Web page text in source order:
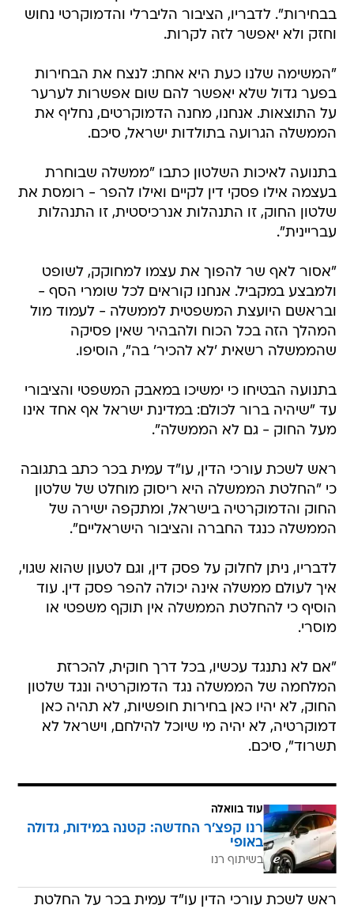
בבחירות". לדבריו, הציבור הליברלי והדמוקרטי נחוש
וחזק ולא יאפשר לזה לקרות.
"‏המשימה שלנו כעת היא אחת: לנצח את הבחירות
בפער גדול שלא יאפשר להם שום אפשרות לערער
על התוצאות. אנחנו, מחנה הדמוקרטים, נחליף את
הממשלה הגרועה בתולדות ישראל, סיכם.
בתנועה לאיכות השלטון כתבו "ממשלה שבוחרת
בעצמה אילו פסקי דין לקיים ואילו להפר - רומסת את
שלטון החוק, זו התנהלות אנרכיסטית, זו התנהלות
עבריינית".
"אסור לאף שר להפוך את עצמו למחוקק, לשופט
ולמבצע במקביל. אנחנו קוראים לכל שומרי הסף -
ובראשם היועצת המשפטית לממשלה - לעמוד מול
המהלך הזה בכל הכוח ולהבהיר שאין פסיקה
שהממשלה רשאית 'לא להכיר' בה", הוסיפו.
בתנועה הבטיחו כי ימשיכו במאבק המשפטי והציבורי
עד "שיהיה ברור לכולם: במדינת ישראל אף אחד אינו
מעל החוק - גם לא הממשלה".
ראש לשכת עורכי הדין, עו"ד עמית בכר כתב בתגובה
כי "החלטת הממשלה היא ריסוק מוחלט של שלטון
החוק והדמוקרטיה בישראל, ומתקפה ישירה של
הממשלה כנגד החברה והציבור הישראליים".
לדבריו, ניתן לחלוק על פסק דין, וגם לטעון שהוא שגוי,
איך לעולם ממשלה אינה יכולה להפר פסק דין. עוד
הוסיף כי להחלטת הממשלה אין תוקף משפטי או
מוסרי.
"אם לא נתנגד עכשיו, בכל דרך חוקית, להכרזת
המלחמה של הממשלה נגד הדמוקרטיה ונגד שלטון
החוק, לא יהיו כאן בחירות חופשיות, לא תהיה כאן
דמוקרטיה, לא יהיה מי שיוכל להילחם, וישראל לא
תשרוד", סיכם.
עוד בוואלה
רנו קפצ'ר החדשה: קטנה במידות, גדולה
באופי
בשיתוף רנו
ראש לשכת עורכי הדין עו"ד עמית בכר על החלטת